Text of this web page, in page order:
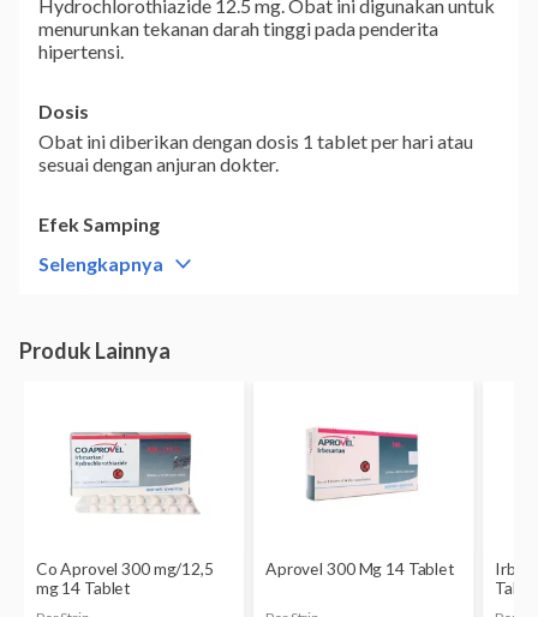
Hydrochlorothiazide 12.5 mg. Obat ini digunakan untuk
menurunkan tekanan darah tinggi pada penderita
hipertensi.
Dosis
Obat ini diberikan dengan dosis 1 tablet per hari atau
sesuai dengan anjuran dokter.
Efek Samping
Terdapat beberapa efek samping yang terjadi akibat
penggunaan obat ini, yaitu :
ulu hati,Diare,Pembengkakan pada area
atau efek samping yang tidak biasa. Segera periksakan
diri ke dokter untuk mendapatkan penanganan medis
lebih lanjut.
Obat Co-Irvell 300 mg / 12.5 mg dikontraindikasikan
penggunaannya oleh orang dengan kondisi kesehatan
tertentu, seperti :
Selengkapnya